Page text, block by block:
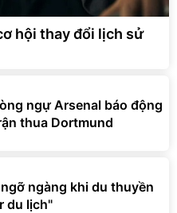
hội thay đổi lịch sử
ngự Arsenal báo động
thua Dortmund
ngàng khi du thuyền
du lịch"